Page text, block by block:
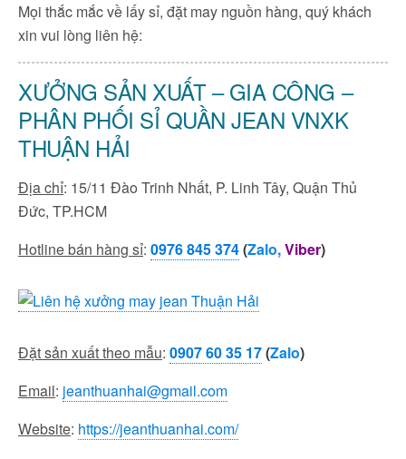
Mọi thắc mắc về lấy sỉ, đặt may nguồn hàng, quý khách
xin vui lòng liên hệ:
XƯỞNG SẢN XUẤT – GIA CÔNG –
PHÂN PHỐI SỈ QUẦN JEAN VNXK
THUẬN HẢI
Địa chỉ: 15/11 Đào Trinh Nhất, P. Linh Tây, Quận Thủ
Đức, TP.HCM
Hotline bán hàng sỉ: 0976 845 374(Zalo,Viber)
Đặt sản xuất theo mẫu: 0907 60 35 17(Zalo)
Email: jeanthuanhai@gmail.com
Website: https://jeanthuanhai.com/